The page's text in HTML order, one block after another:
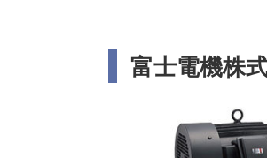
富士電機株